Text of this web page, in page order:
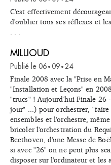
C'est effectivement
d'oublier tous ses réflexes et
. . .
MILLIOUD
Publié le 06 • 09 • 24
Finale 2008 avec la "Prise en
"Installation et Leçons" en
"trucs" ! Aujourd'hui Finale 26
jour" ...) pour orchestrer, "faire
ensembles et l'orchestre,
bricoler l'orchestration du
Beethoven, d'une Messe de
si avec "26" on ne peut plus
disposer sur l'ordinateur et les